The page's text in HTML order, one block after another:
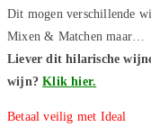
Dit mogen verschillende
Mixen & Matchen maar…
Liever dit hilarische
wijn? Klik hier.
Betaal veilig met Ideal